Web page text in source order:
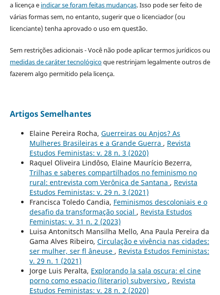
a licença e indicar se foram feitas mudanças. Isso pode ser feito de
várias formas sem, no entanto, sugerir que o licenciador (ou
licenciante) tenha aprovado o uso em questão.
Sem restrições adicionais - Você não pode aplicar termos jurídicos ou
medidas de caráter tecnológicoque restrinjam legalmente outros de
fazerem algo permitido pela licença.
Artigos Semelhantes
Elaine Pereira Rocha, Guerreiras ou Anjos? As
Mulheres Brasileiras e a Grande Guerra , Revista
Estudos Feministas: v. 28 n. 3 (2020)
Raquel Oliveira Lindôso, Elaine Maurício Bezerra,
Trilhas e saberes compartilhados no feminismo no
rural: entrevista com Verônica de Santana , Revista
Estudos Feministas: v. 29 n. 3 (2021)
Francisca Toledo Candia, Feminismos descoloniais e o
desafio da transformação social , Revista Estudos
Feministas: v. 31 n. 2 (2023)
Luisa Antonitsch Mansilha Mello, Ana Paula Pereira da
Gama Alves Ribeiro, Circulação e vivência nas cidades:
ser mulher, ser fl âneuse , Revista Estudos Feministas:
v. 29 n. 1 (2021)
Jorge Luis Peralta, Explorando la sala oscura: el cine
porno como espacio (literario) subversivo , Revista
Estudos Feministas: v. 28 n. 2 (2020)